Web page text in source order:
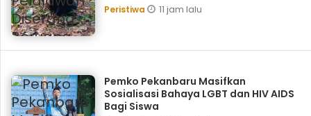
Peristiwa 11 jam lalu
Pemko Pekanbaru Masifkan
Sosialisasi Bahaya LGBT dan HIV AIDS
Bagi Siswa